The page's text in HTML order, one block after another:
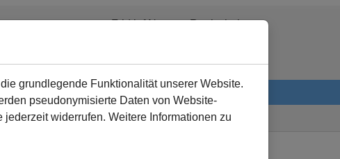
Fridtjof Nansen Realschule
Schule Schülervertretung (SV) Bisherige Projekte
grundlegende Funktionalität unserer Website.
pseudonymisierte Daten von Website-
widerrufen. Weitere Informationen zu